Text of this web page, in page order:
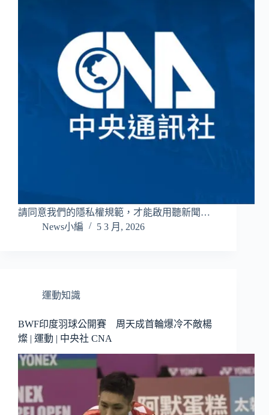
請同意我們的隱私權規範，才能啟用聽新聞…
News小編
5 3 月, 2026
運動知識
BWF印度羽球公開賽 周天成首輪爆冷不敵楊
燦 | 運動 | 中央社 CNA